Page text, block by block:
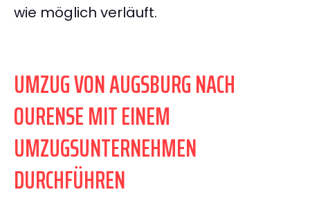
wie möglich verläuft.
UMZUG VON AUGSBURG NACH
OURENSE MIT EINEM
UMZUGSUNTERNEHMEN
DURCHFÜHREN